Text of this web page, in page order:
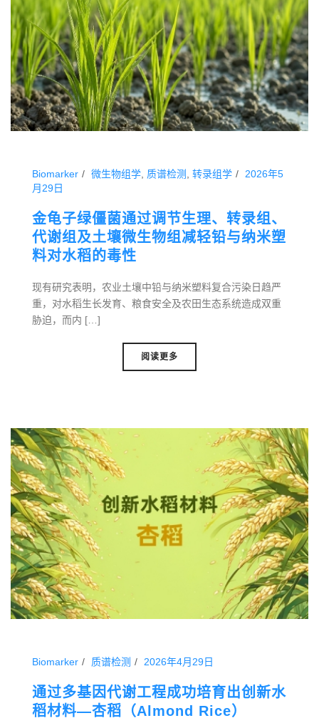
Biomarker 微生物组学 质谱检测 转录组学
2026年5
月29日
金龟子绿僵菌通过调节生理、转录组、
代谢组及土壤微生物组减轻铅与纳米塑
料对水稻的毒性
现有研究表明，农业土壤中铅与纳米塑料复合污染日趋严
重，对水稻生长发育、粮食安全及农田生态系统造成双重
胁迫，而内 […]
阅读更多
Biomarker 质谱检测 2026年4月29日
通过多基因代谢工程成功培育出创新水
稻材料—杏稻（Almond Rice）